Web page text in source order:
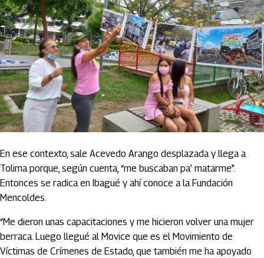
En ese contexto, sale Acevedo Arango desplazada y llega a
Tolima porque, según cuenta, “me buscaban pa’ matarme”.
Entonces se radica en Ibagué y ahí conoce a la Fundación
Mencoldes.
“Me dieron unas capacitaciones y me hicieron volver una mujer
berraca. Luego llegué al Movice que es el Movimiento de
Víctimas de Crímenes de Estado, que también me ha apoyado